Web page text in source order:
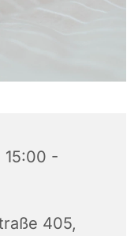
15:00 -
405,